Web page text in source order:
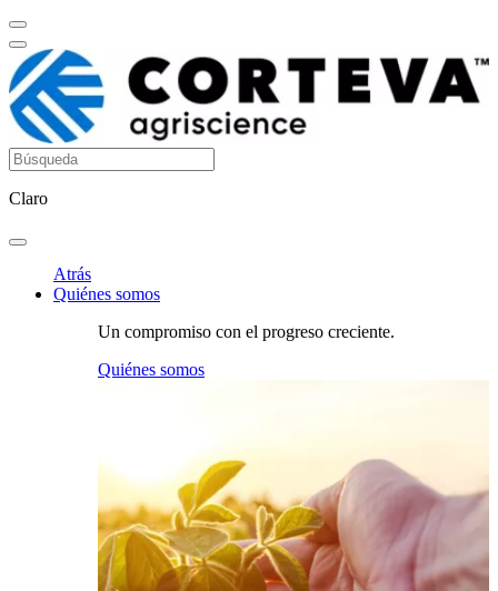
Claro
Atrás
Quiénes somos
Un compromiso con el progreso creciente.
Quiénes somos